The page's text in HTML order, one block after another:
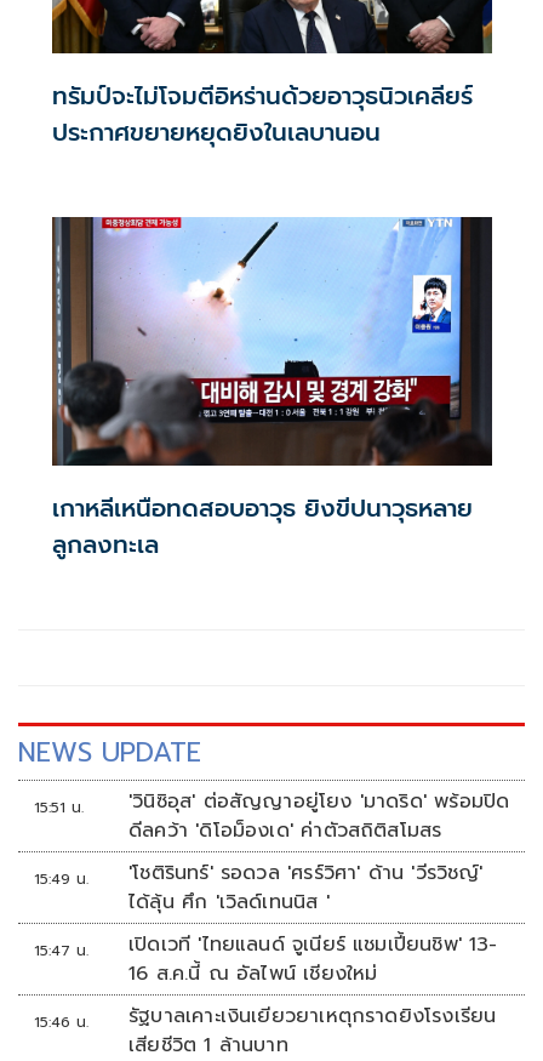
ทรัมป์จะไม่โจมตีอิหร่านด้วยอาวุธนิวเคลียร์
ประกาศขยายหยุดยิงในเลบานอน
เกาหลีเหนือทดสอบอาวุธ ยิงขีปนาวุธหลาย
ลูกลงทะเล
NEWS UPDATE
15:51 น.
'วินิซิอุส' ต่อสัญญาอยู่โยง 'มาดริด' พร้อมปิด
ดีลคว้า 'ดิโอม็องเด' ค่าตัวสถิติสโมสร
15:49 น.
'โชติรินทร์' รอดวล 'ศรร์วิศา' ด้าน 'วีรวิชญ์'
ได้ลุ้น ศึก 'เวิลด์เทนนิส '
15:47 น.
เปิดเวที 'ไทยแลนด์ จูเนียร์ แชมเปี้ยนชิพ' 13-
16 ส.ค.นี้ ณ อัลไพน์ เชียงใหม่
15:46 น.
รัฐบาลเคาะเงินเยียวยาเหตุกราดยิงโรงเรียน
เสียชีวิต 1 ล้านบาท